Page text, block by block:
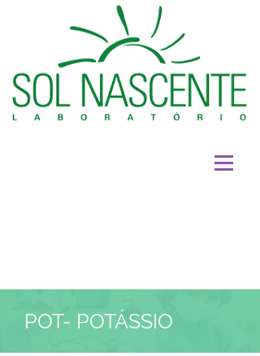
POT- POTÁSSIO